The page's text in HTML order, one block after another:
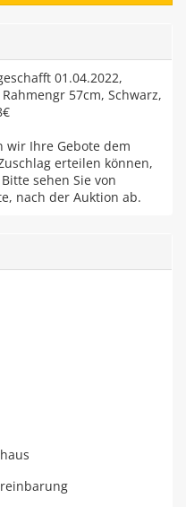
01.04.2022,
57cm, Schwarz,
wir Ihre Gebote dem
erteilen können,
sehen Sie von
nach der Auktion ab.